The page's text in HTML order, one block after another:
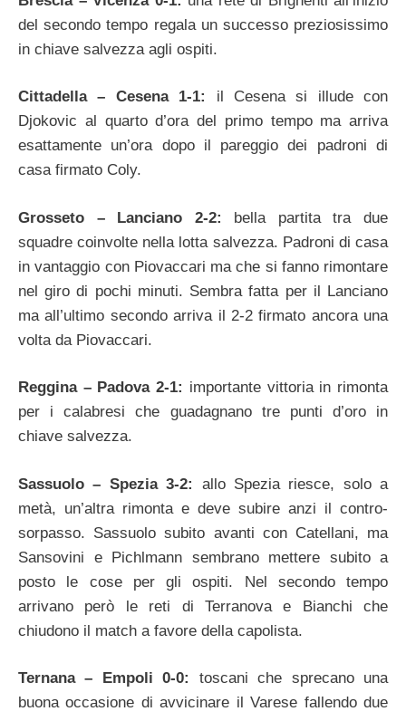
del secondo tempo regala un successo preziosissimo
in chiave salvezza agli ospiti.
Cittadella – Cesena 1-1: il Cesena si illude con
Djokovic al quarto d’ora del primo tempo ma arriva
esattamente un’ora dopo il pareggio dei padroni di
casa firmato Coly.
Grosseto – Lanciano 2-2: bella partita tra due
squadre coinvolte nella lotta salvezza. Padroni di casa
in vantaggio con Piovaccari ma che si fanno rimontare
nel giro di pochi minuti. Sembra fatta per il Lanciano
ma all’ultimo secondo arriva il 2-2 firmato ancora una
volta da Piovaccari.
Reggina – Padova 2-1: importante vittoria in rimonta
per i calabresi che guadagnano tre punti d’oro in
chiave salvezza.
Sassuolo – Spezia 3-2: allo Spezia riesce, solo a
metà, un’altra rimonta e deve subire anzi il contro-
sorpasso. Sassuolo subito avanti con Catellani, ma
Sansovini e Pichlmann sembrano mettere subito a
posto le cose per gli ospiti. Nel secondo tempo
arrivano però le reti di Terranova e Bianchi che
chiudono il match a favore della capolista.
Ternana – Empoli 0-0: toscani che sprecano una
buona occasione di avvicinare il Varese fallendo due